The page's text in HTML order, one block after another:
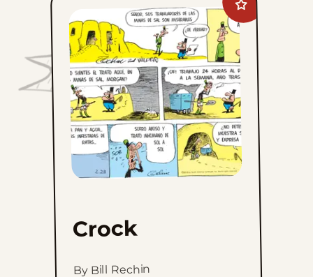
Add
Crock
favorites
Crock
By Bill Rechin